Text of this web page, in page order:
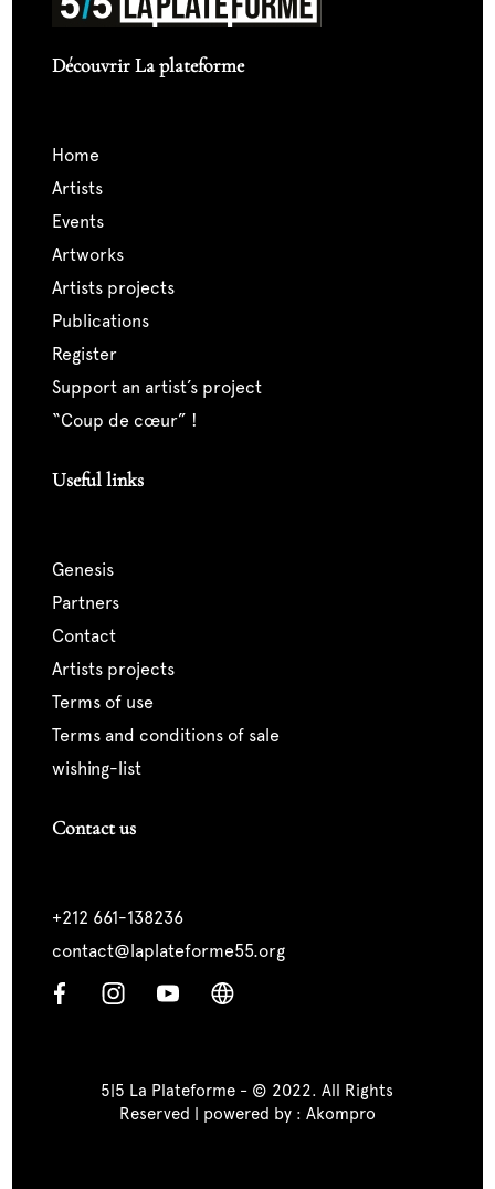
Découvrir La plateforme
home
artists
events
artworks
artists projects
publications
register
support an artist’s project
“coup de cœur” !
Useful links
genesis
partners
contact
artists projects
terms of use
terms and conditions of sale
wishing-list
Contact us
+212 661-138236
contact@laplateforme55.org
5|5 La Plateforme - © 2022. All Rights
Reserved | powered by : Akompro